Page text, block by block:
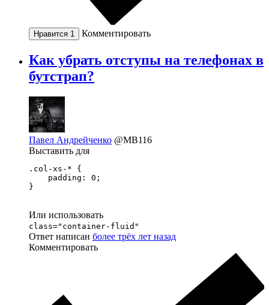
Нравится 1 Комментировать
Как убрать отступы на телефонах в
бутстрап?
Павел Андрейченко @MB116
Выставить для
.col-xs-* {
    padding: 0;
}
Или использовать
class="container-fluid"
Ответ написан более трёх лет назад
Комментировать